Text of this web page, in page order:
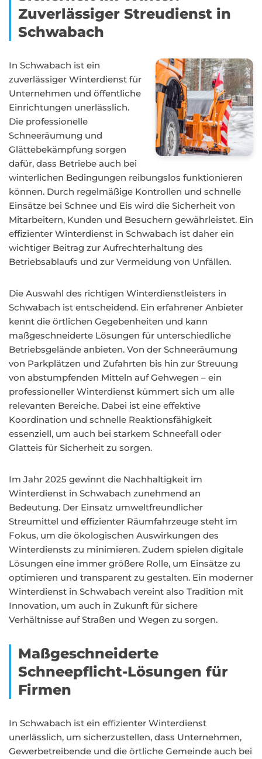
Zuverlässiger Streudienst in
Schwabach
In Schwabach ist ein
zuverlässiger Winterdienst für
Unternehmen und öffentliche
Einrichtungen unerlässlich.
Die professionelle
Schneeräumung und
Glättebekämpfung sorgen
dafür, dass Betriebe auch bei
winterlichen Bedingungen reibungslos funktionieren
können. Durch regelmäßige Kontrollen und schnelle
Einsätze bei Schnee und Eis wird die Sicherheit von
Mitarbeitern, Kunden und Besuchern gewährleistet. Ein
effizienter Winterdienst in Schwabach ist daher ein
wichtiger Beitrag zur Aufrechterhaltung des
Betriebsablaufs und zur Vermeidung von Unfällen.
Die Auswahl des richtigen Winterdienstleisters in
Schwabach ist entscheidend. Ein erfahrener Anbieter
kennt die örtlichen Gegebenheiten und kann
maßgeschneiderte Lösungen für unterschiedliche
Betriebsgelände anbieten. Von der Schneeräumung
von Parkplätzen und Zufahrten bis hin zur Streuung
von abstumpfenden Mitteln auf Gehwegen – ein
professioneller Winterdienst kümmert sich um alle
relevanten Bereiche. Dabei ist eine effektive
Koordination und schnelle Reaktionsfähigkeit
essenziell, um auch bei starkem Schneefall oder
Glatteis für Sicherheit zu sorgen.
Im Jahr 2025 gewinnt die Nachhaltigkeit im
Winterdienst in Schwabach zunehmend an
Bedeutung. Der Einsatz umweltfreundlicher
Streumittel und effizienter Räumfahrzeuge steht im
Fokus, um die ökologischen Auswirkungen des
Winterdiensts zu minimieren. Zudem spielen digitale
Lösungen eine immer größere Rolle, um Einsätze zu
optimieren und transparent zu gestalten. Ein moderner
Winterdienst in Schwabach vereint also Tradition mit
Innovation, um auch in Zukunft für sichere
Verhältnisse auf Straßen und Wegen zu sorgen.
Maßgeschneiderte
Schneepflicht-Lösungen für
Firmen
In Schwabach ist ein effizienter Winterdienst
unerlässlich, um sicherzustellen, dass Unternehmen,
Gewerbetreibende und die örtliche Gemeinde auch bei